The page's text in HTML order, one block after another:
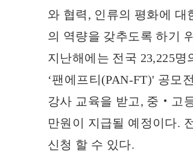
와 협력, 인류의 평화에 대
의 역량을 갖추도록 하기
지난해에는 전국 23,225
‘팬에프티(PAN-FT)' 공모
강사 교육을 받고, 중‧고
만원이 지급될 예정이다.
신청 할 수 있다.